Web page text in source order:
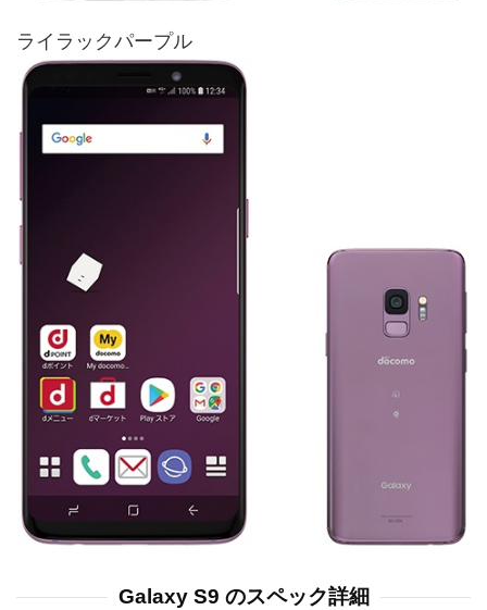
ライラックパープル
Galaxy S9 のスペック詳細